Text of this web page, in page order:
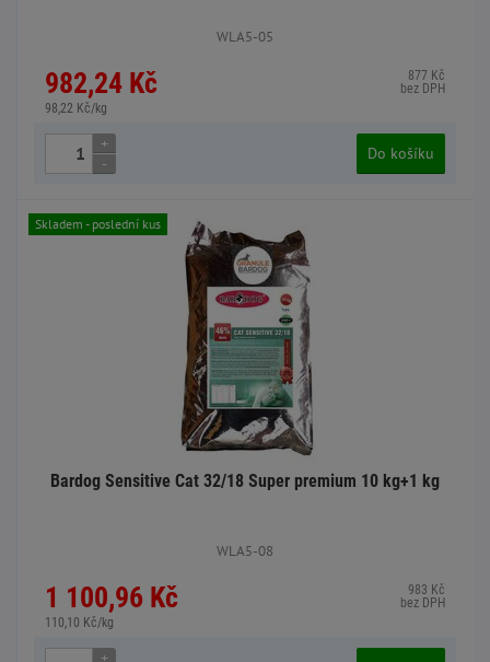
WLA5-05
982,24 Kč
98,22 Kč/kg
877 Kč
bez DPH
+
-
Do košíku
Bardog Sensitive Cat 32/18 Super premium 10 kg+1 kg
WLA5-08
1 100,96 Kč
110,10 Kč/kg
983 Kč
bez DPH
Skladem - poslední kus
+